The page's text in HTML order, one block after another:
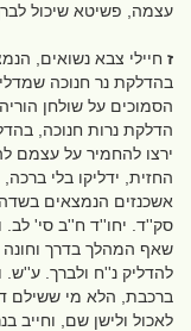
עצמה, פשיטא שיכול
ז חיילי צבא נשואים,
בהדלקת נר חנוכה
הסמוכים על שולחן
הדלקת נרות חנוכה,
ירצו להחמיר על עצמם
החזית, ידליקו בלי
אשכנזים הנמצאים
סק''ד. יחו''ד ח''ב סי'
שאף המהלך בדרך וחונה
להדליק נ''ח ולברך.
ברכבת, הלא מי ששילם
לאכול ולישן שם, וחייב